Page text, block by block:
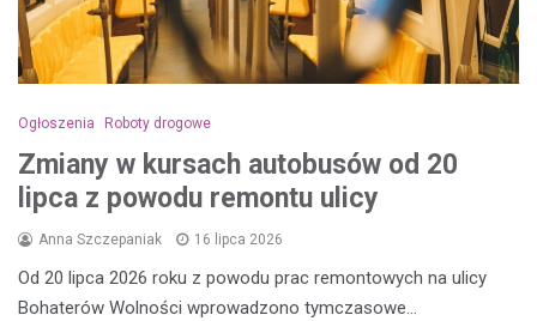
Ogłoszenia Roboty drogowe
Zmiany w kursach autobusów od 20
lipca z powodu remontu ulicy
Anna Szczepaniak 16 lipca 2026
Od 20 lipca 2026 roku z powodu prac remontowych na ulicy
Bohaterów Wolności wprowadzono tymczasowe…